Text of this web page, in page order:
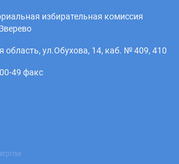
избирательная комиссия
область, ул.Обухова, 14, каб. № 409, 410
49 факс